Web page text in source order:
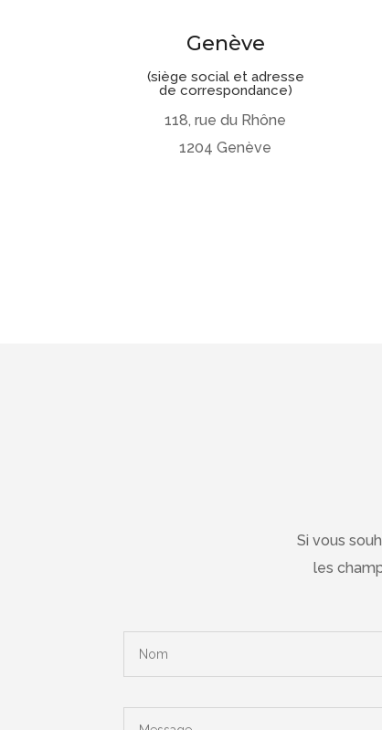
Genève
(siège social et adresse
de correspondance)
118, rue du Rhône
1204 Genève
Si vous
les